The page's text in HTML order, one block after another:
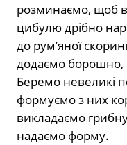
розминаємо, щоб
цибулю дрібно
до рум’яної
додаємо борошно,
Беремо невеликі
формуємо з них
викладаємо
надаємо форму.